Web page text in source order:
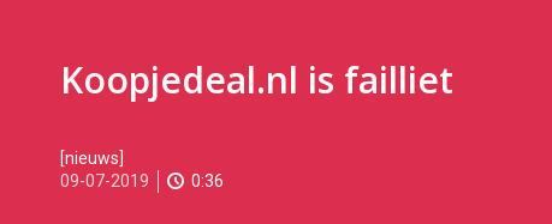
Koopjedeal.nl is failliet
2019-
07-
[nieuws]
09-07-2019
0:36